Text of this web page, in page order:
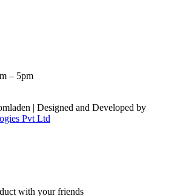
– 5pm
| Designed and Developed by
Pvt Ltd
with your friends